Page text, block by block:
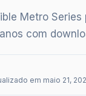
Metro
com
em maio 21,